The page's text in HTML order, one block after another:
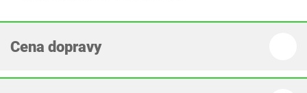
Cena dopravy